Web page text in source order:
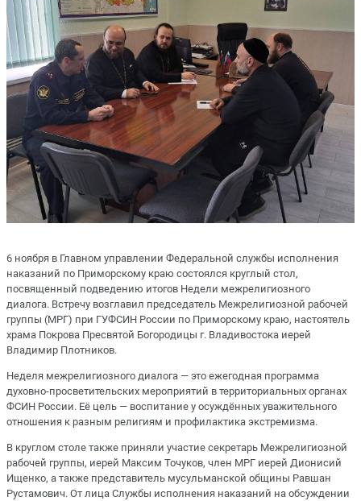
6 ноября в Главном управлении Федеральной службы исполнения
наказаний по Приморскому краю состоялся круглый стол,
посвященный подведению итогов Недели межрелигиозного
диалога. Встречу возглавил председатель Межрелигиозной рабочей
группы (МРГ) при ГУФСИН России по Приморскому краю, настоятель
храма Покрова Пресвятой Богородицы г. Владивостока иерей
Владимир Плотников.
Неделя межрелигиозного диалога — это ежегодная программа
духовно-просветительских мероприятий в территориальных органах
ФСИН России. Её цель — воспитание у осуждённых уважительного
отношения к разным религиям и профилактика экстремизма.
В круглом столе также приняли участие секретарь Межрелигиозной
рабочей группы, иерей Максим Точуков, член МРГ иерей Дионисий
Ищенко, а также представитель мусульманской общины Равшан
Рустамович. От лица Службы исполнения наказаний на обсуждении